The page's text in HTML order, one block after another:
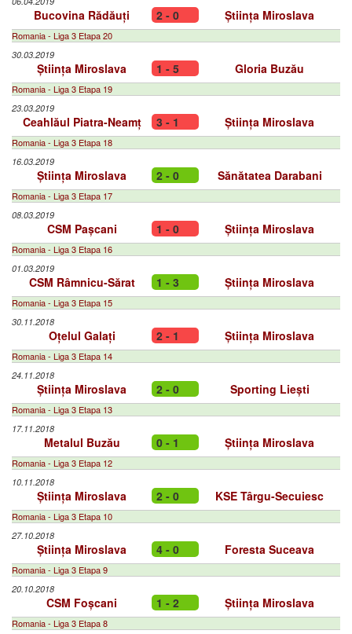
Bucovina Rădăuți 2 - 0 Știința Miroslava
Romania - Liga 3 Etapa 20
30.03.2019
Știința Miroslava 1 - 5 Gloria Buzău
Romania - Liga 3 Etapa 19
23.03.2019
Ceahlăul Piatra-Neamț 3 - 1 Știința Miroslava
Romania - Liga 3 Etapa 18
16.03.2019
Știința Miroslava 2 - 0 Sănătatea Darabani
Romania - Liga 3 Etapa 17
08.03.2019
CSM Pașcani 1 - 0 Știința Miroslava
Romania - Liga 3 Etapa 16
01.03.2019
CSM Râmnicu-Sărat 1 - 3 Știința Miroslava
Romania - Liga 3 Etapa 15
30.11.2018
Oțelul Galați 2 - 1 Știința Miroslava
Romania - Liga 3 Etapa 14
24.11.2018
Știința Miroslava 2 - 0 Sporting Liești
Romania - Liga 3 Etapa 13
17.11.2018
Metalul Buzău 0 - 1 Știința Miroslava
Romania - Liga 3 Etapa 12
10.11.2018
Știința Miroslava 2 - 0 KSE Târgu-Secuiesc
Romania - Liga 3 Etapa 10
27.10.2018
Știința Miroslava 4 - 0 Foresta Suceava
Romania - Liga 3 Etapa 9
20.10.2018
CSM Foșcani 1 - 2 Știința Miroslava
Romania - Liga 3 Etapa 8